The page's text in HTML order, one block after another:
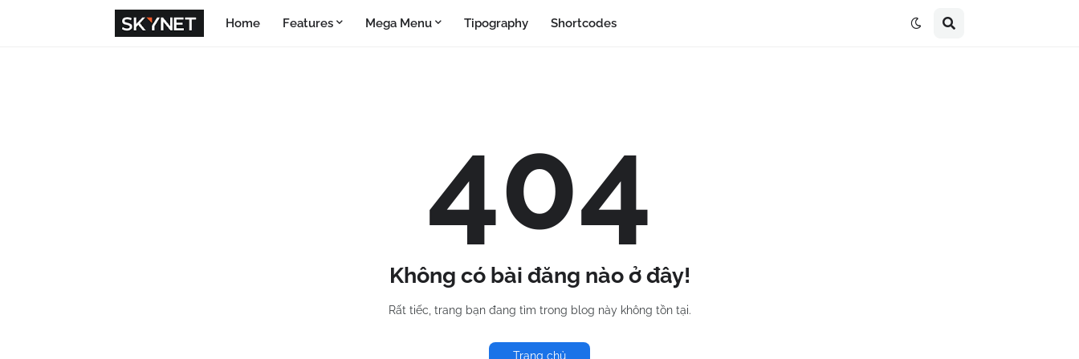
Home Features Mega Menu Tipography Shortcodes
404
Không có bài đăng nào ở đây!
Rất tiếc, trang bạn đang tìm trong blog này không tồn tại.
Trang chủ